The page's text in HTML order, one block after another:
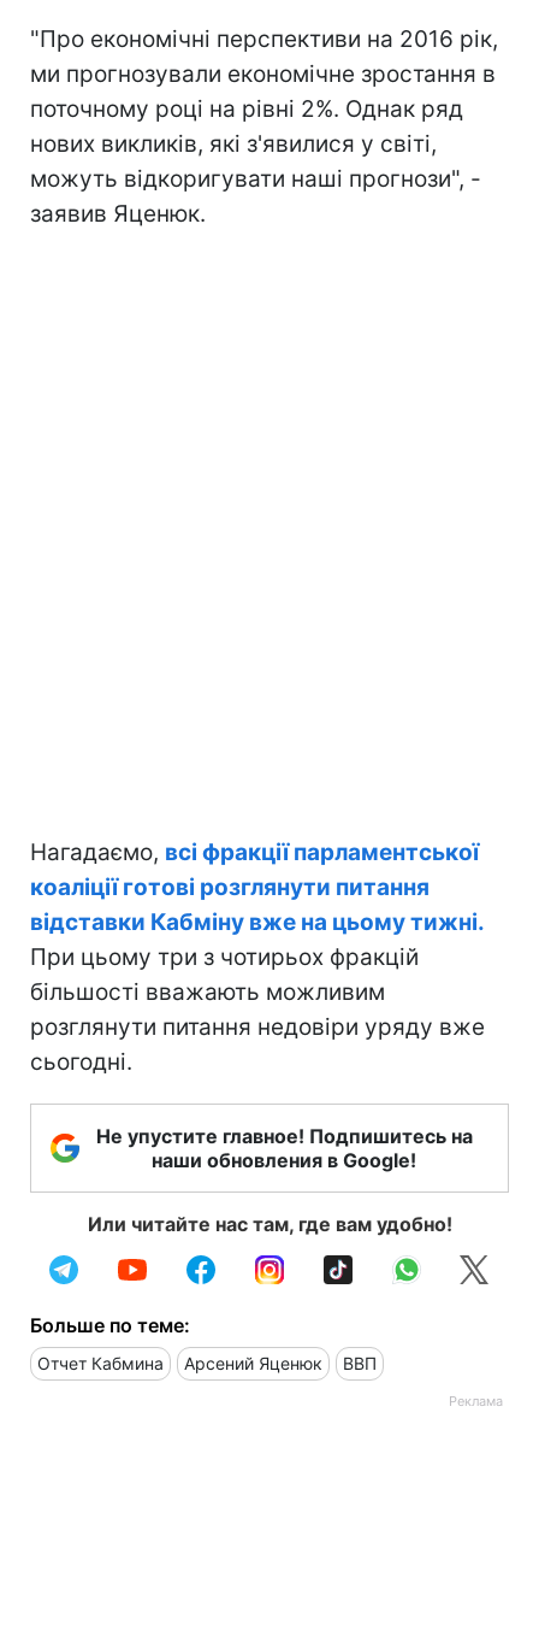
"Про економічні перспективи на 2016 рік,
ми прогнозували економічне зростання в
поточному році на рівні 2%. Однак ряд
нових викликів, які з'явилися у світі,
можуть відкоригувати наші прогнози", -
заявив Яценюк.
Нагадаємо, всі фракції парламентської
коаліції готові розглянути питання
відставки Кабміну вже на цьому тижні.
При цьому три з чотирьох фракцій
більшості вважають можливим
розглянути питання недовіри уряду вже
сьогодні.
Не упустите главное! Подпишитесь на
наши обновления в Google!
Или читайте нас там, где вам удобно!
Больше по теме:
Отчет Кабмина Арсений Яценюк ВВП